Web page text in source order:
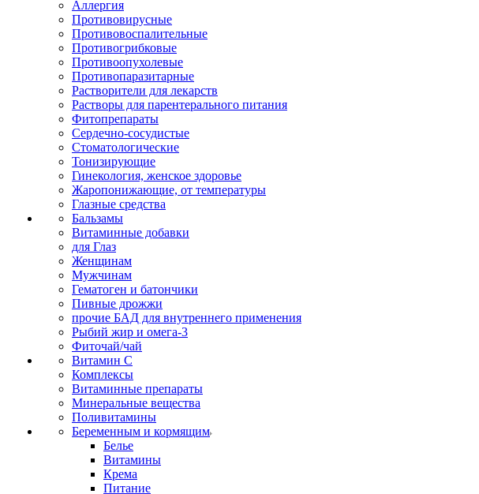
Аллергия
Противовирусные
Противовоспалительные
Противогрибковые
Противоопухолевые
Противопаразитарные
Растворители для лекарств
Растворы для парентерального питания
Фитопрепараты
Сердечно-сосудистые
Стоматологические
Тонизирующие
Гинекология, женское здоровье
Жаропонижающие, от температуры
Глазные средства
Бальзамы
Витаминные добавки
для Глаз
Женщинам
Мужчинам
Гематоген и батончики
Пивные дрожжи
прочие БАД для внутреннего применения
Рыбий жир и омега-3
Фиточай/чай
Витамин С
Комплексы
Витаминные препараты
Минеральные вещества
Поливитамины
Беременным и кормящим
Белье
Витамины
Крема
Питание